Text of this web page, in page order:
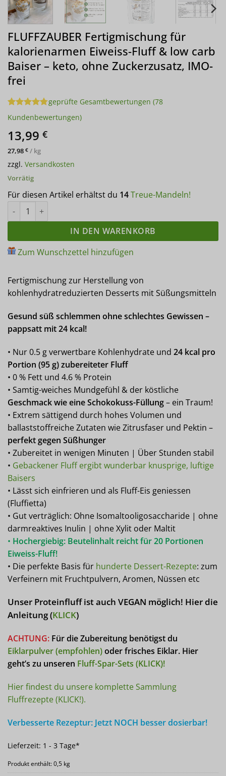
FLUFFZAUBER Fertigmischung für
kalorienarmen Eiweiss-Fluff & low carb
Baiser – keto, ohne Zuckerzusatz, IMO-
frei
Bewertet
mit4.76
von 5,
basierend
78
Kundenbewertungen
geprüfte Gesamtbewertungen (78
Kundenbewertungen)
13,99 €
27,98 € / kg
zzgl. Versandkosten
Vorrätig
Für diesen Artikel erhältst du 14Treue-Mandeln!
FLUFFZAUBER Fertigmischung für kalorienarmen Eiweiss-
IN DEN WARENKORB
Zum Wunschzettel hinzufügen
Fertigmischung zur Herstellung von
kohlenhydratreduzierten Desserts mit Süßungsmitteln
Gesund süß schlemmen ohne schlechtes Gewissen –
pappsatt mit 24 kcal!
• Nur 0.5 g verwertbare Kohlenhydrate und 24 kcal pro
Portion (95 g) zubereiteter Fluff
• 0 % Fett und 4.6 % Protein
• Samtig-weiches Mundgefühl & der köstliche
Geschmack wie eine Schokokuss-Füllung– ein Traum!
• Extrem sättigend durch hohes Volumen und
ballaststoffreiche Zutaten wie Zitrusfaser und Pektin –
perfekt gegen Süßhunger
• Zubereitet in wenigen Minuten | Über Stunden stabil
• Gebackener Fluff ergibt wunderbar knusprige, luftige
Baisers
• Lässt sich einfrieren und als Fluff-Eis geniessen
(Fluffietta)
• Gut verträglich: Ohne Isomaltooligosaccharide | ohne
darmreaktives Inulin | ohne Xylit oder Maltit
• Hochergiebig: Beutelinhalt reicht für 20 Portionen
Eiweiss-Fluff!
• Die perfekte Basis für hunderte Dessert-Rezepte: zum
Verfeinern mit Fruchtpulvern, Aromen, Nüssen etc
Unser Proteinfluff ist auch VEGAN möglich! Hier die
Anleitung (KLICK)
ACHTUNG: Für die Zubereitung benötigst du
Eiklarpulver (empfohlen)oder frisches Eiklar. Hier
geht’s zu unseren Fluff-Spar-Sets (KLICK)!
Hier findest du unsere komplette Sammlung
Fluffrezepte (KLICK!).
Verbesserte Rezeptur: Jetzt NOCH besser dosierbar!
Lieferzeit: 1 - 3 Tage*
Produkt enthält: 0,5 kg